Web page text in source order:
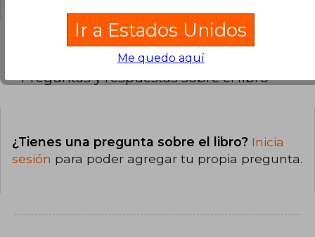
Preguntas y respuestas sobre el libro
¿Tienes una pregunta sobre el libro? Inicia
sesión para poder agregar tu propia pregunta.
Ir a Estados Unidos
Me quedo aquí